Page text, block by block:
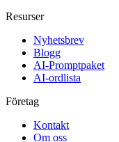
Resurser
Nyhetsbrev
Blogg
AI-Promptpaket
AI-ordlista
Företag
Kontakt
Om oss